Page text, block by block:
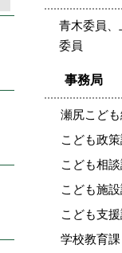
青木委員
委員
事務局
瀬尻こど
こども政
こども相
こども施
こども支
学校教育